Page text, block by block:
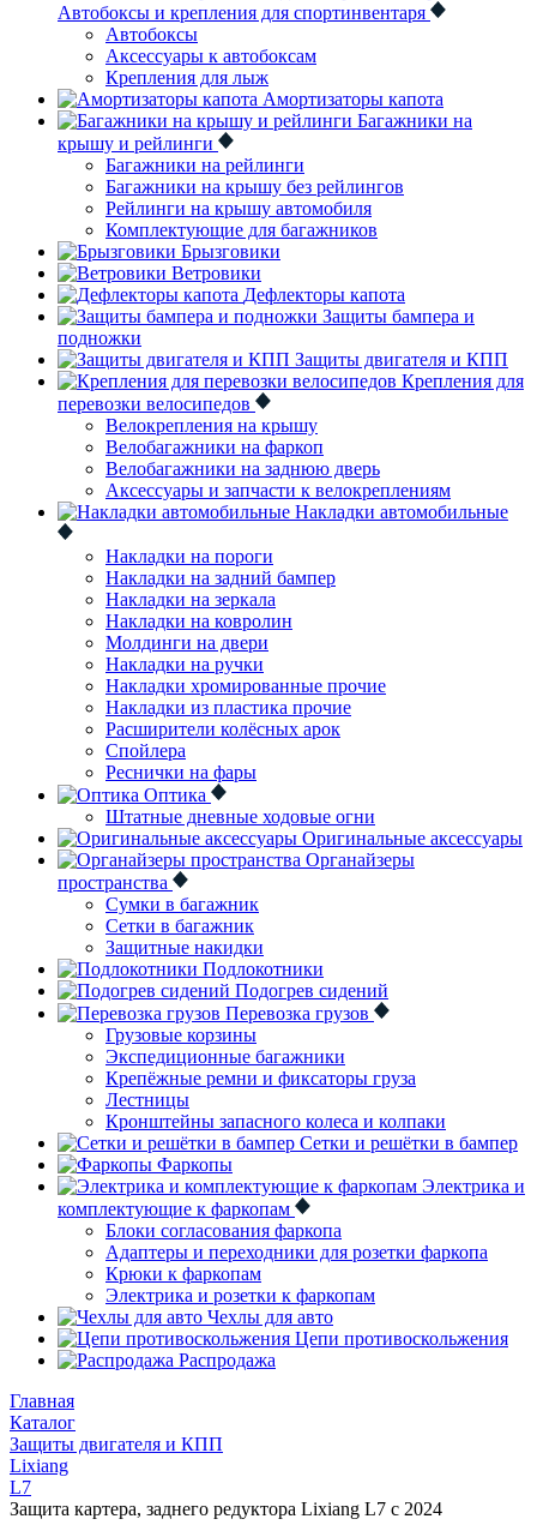
Автобоксы и крепления для спортинвентаря
Автобоксы
Аксессуары к автобоксам
Крепления для лыж
Амортизаторы капота
Багажники на
крышу и рейлинги
Багажники на рейлинги
Багажники на крышу без рейлингов
Рейлинги на крышу автомобиля
Комплектующие для багажников
Брызговики
Ветровики
Дефлекторы капота
Защиты бампера и
подножки
Защиты двигателя и КПП
Крепления для
перевозки велосипедов
Велокрепления на крышу
Велобагажники на фаркоп
Велобагажники на заднюю дверь
Аксессуары и запчасти к велокреплениям
Накладки автомобильные
Накладки на пороги
Накладки на задний бампер
Накладки на зеркала
Накладки на ковролин
Молдинги на двери
Накладки на ручки
Накладки хромированные прочие
Накладки из пластика прочие
Расширители колёсных арок
Спойлера
Реснички на фары
Оптика
Штатные дневные ходовые огни
Оригинальные аксессуары
Органайзеры
пространства
Сумки в багажник
Сетки в багажник
Защитные накидки
Подлокотники
Подогрев сидений
Перевозка грузов
Грузовые корзины
Экспедиционные багажники
Крепёжные ремни и фиксаторы груза
Лестницы
Кронштейны запасного колеса и колпаки
Сетки и решётки в бампер
Фаркопы
Электрика и
комплектующие к фаркопам
Блоки согласования фаркопа
Адаптеры и переходники для розетки фаркопа
Крюки к фаркопам
Электрика и розетки к фаркопам
Чехлы для авто
Цепи противоскольжения
Распродажа
Главная
Каталог
Защиты двигателя и КПП
Lixiang
L7
Защита картера, заднего редуктора Lixiang L7 с 2024